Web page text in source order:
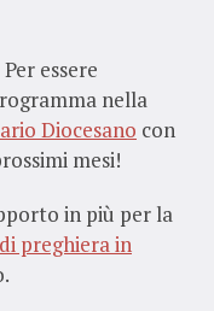
Per essere
nella
Diocesano con
mesi!
in più per la
preghiera in